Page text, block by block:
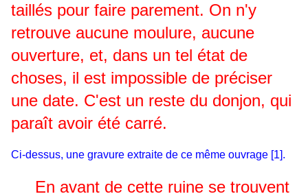
taillés pour faire parement. On n'y
retrouve aucune moulure, aucune
ouverture, et, dans un tel état de
choses, il est impossible de préciser
une date. C'est un reste du donjon, qui
paraît avoir été carré.
Ci-dessus, une gravure extraite de ce même ouvrage [1].
En avant de cette ruine se trouvent